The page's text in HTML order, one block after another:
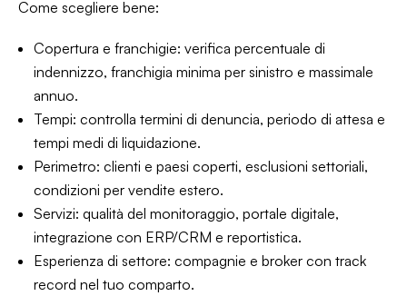
Come scegliere bene:
Copertura e franchigie: verifica percentuale di
indennizzo, franchigia minima per sinistro e massimale
annuo.
Tempi: controlla termini di denuncia, periodo di attesa e
tempi medi di liquidazione.
Perimetro: clienti e paesi coperti, esclusioni settoriali,
condizioni per vendite estero.
Servizi: qualità del monitoraggio, portale digitale,
integrazione con ERP/CRM e reportistica.
Esperienza di settore: compagnie e broker con track
record nel tuo comparto.